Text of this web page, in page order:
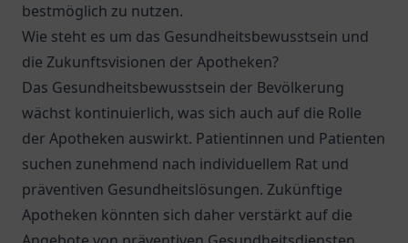
bestmöglich zu nutzen.
Wie steht es um das Gesundheitsbewusstsein und
die Zukunftsvisionen der Apotheken?
Das Gesundheitsbewusstsein der Bevölkerung
wächst kontinuierlich, was sich auch auf die Rolle
der Apotheken auswirkt. Patientinnen und Patienten
suchen zunehmend nach individuellem Rat und
präventiven Gesundheitslösungen. Zukünftige
Apotheken könnten sich daher verstärkt auf die